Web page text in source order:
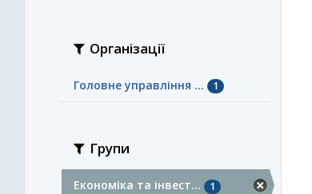
Організації
Головне управління ... 1
Групи
Економіка та інвест... 1